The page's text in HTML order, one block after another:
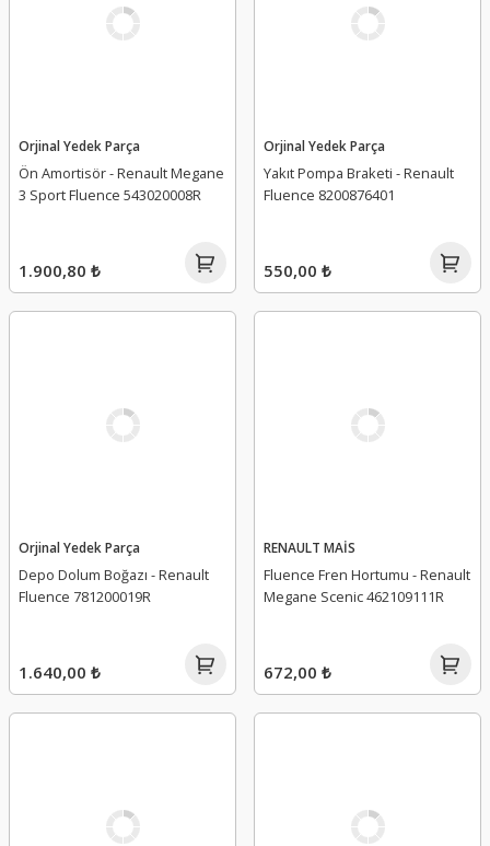
Orjinal Yedek Parça
Ön Amortisör - Renault Megane
3 Sport Fluence 543020008R
1.900,80 ₺
Orjinal Yedek Parça
Yakıt Pompa Braketi - Renault
Fluence 8200876401
550,00 ₺
Orjinal Yedek Parça
Depo Dolum Boğazı - Renault
Fluence 781200019R
1.640,00 ₺
RENAULT MAİS
Fluence Fren Hortumu - Renault
Megane Scenic 462109111R
672,00 ₺